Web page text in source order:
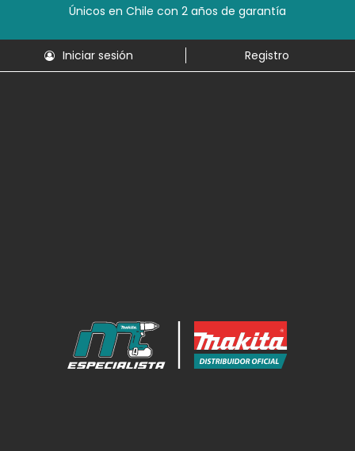
Únicos en Chile con 2 años de garantía
Iniciar sesión Registro